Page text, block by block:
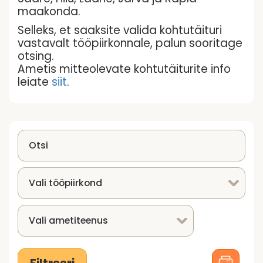
maakonda.
Selleks, et saaksite valida kohtutäituri
vastavalt tööpiirkonnale, palun sooritage
otsing.
Ametis mitteolevate kohtutäiturite info
leiate siit.
Vali tööpiirkond
Vali ametiteenus